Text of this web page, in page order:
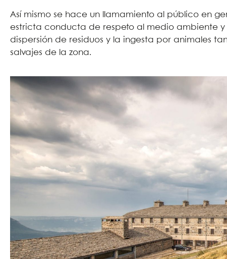
Así mismo se hace un llamamiento al público en
estricta conducta de respeto al medio ambiente
dispersión de residuos y la ingesta por animales
salvajes de la zona.